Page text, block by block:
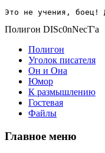
Это не учения, боец!
Полигон DISc0nNecT'a
Полигон
Уголок писателя
Он и Она
Юмор
К размышлению
Гостевая
Файлы
Главное меню